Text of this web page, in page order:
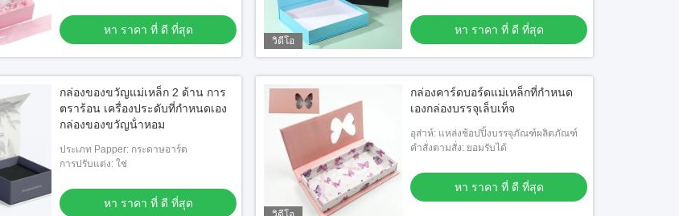
หา ราคา ที่ ดี ที่สุด
วิดีโอ
หา ราคา ที่ ดี ที่สุด
กล่องของขวัญแม่เหล็ก 2 ด้าน การ
ตราร้อน เครื่องประดับที่กําหนดเอง
กล่องของขวัญน้ําหอม
ประเภท Papper: กระดาษอาร์ต
การปรับแต่ง: ใช่
หา ราคา ที่ ดี ที่สุด
กล่องคาร์ดบอร์ดแม่เหล็กที่กําหนด
เองกล่องบรรจุเล็บเท็จ
อุส่าห์: แหล่งช้อปปิ้งบรรจุภัณฑ์ผลิตภัณฑ์
คําสั่งตามสั่ง: ยอมรับได้
หา ราคา ที่ ดี ที่สุด